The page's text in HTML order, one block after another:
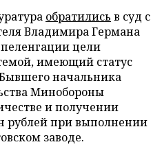
обратились в суд с
Владимира Германа
пеленгации цели
имеющий статус
Бывшего начальника
Минобороны
и получении
рублей при выполнении
заводе.